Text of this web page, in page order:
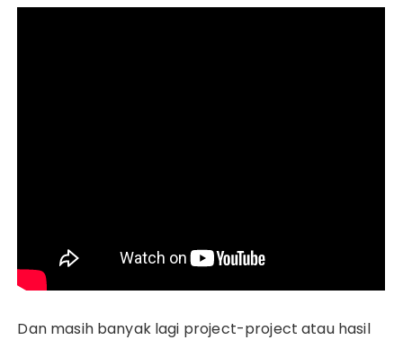
Dan masih banyak lagi project-project atau hasil